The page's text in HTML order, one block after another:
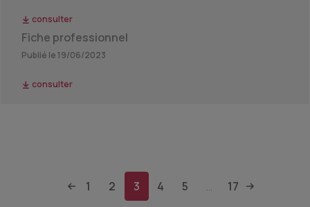
consulter
Fiche professionnel
Publié le 19/06/2023
consulter
1 2 3 4 5 17